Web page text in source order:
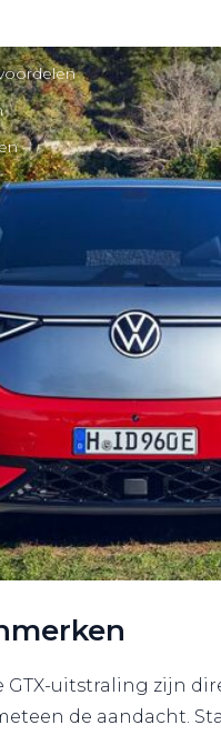
uitstraling zijn
de aandacht.